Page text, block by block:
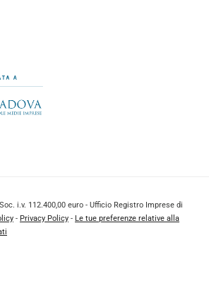
in nuova finestra.
sito esterno in nuova finestra.
sito esterno in nuova finestra.
i.v. 112.400,00 euro - Ufficio Registro Imprese di
- Privacy Policy - Le tue preferenze relative alla